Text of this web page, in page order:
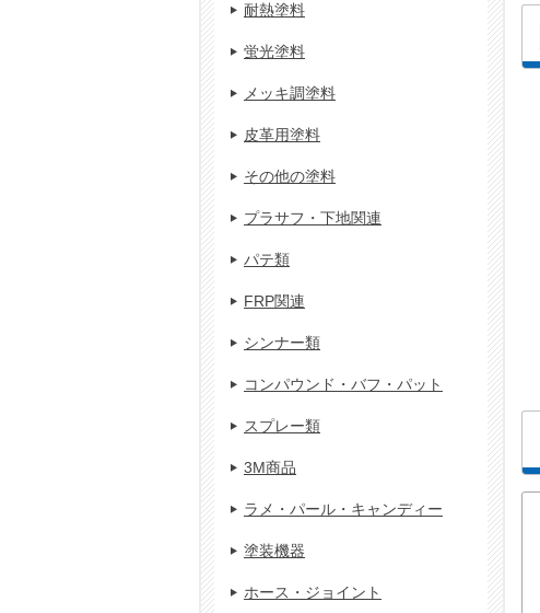
耐熱塗料
蛍光塗料
メッキ調塗料
皮革用塗料
その他の塗料
プラサフ・下地関連
パテ類
FRP関連
シンナー類
コンパウンド・バフ・パット
スプレー類
3M商品
ラメ・パール・キャンディー
塗装機器
ホース・ジョイント